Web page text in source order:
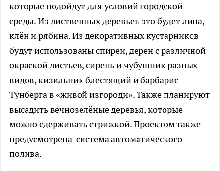
которые подойдут для условий городской
среды. Из лиственных деревьев это будет липа,
клён и рябина. Из декоративных кустарников
будут использованы спиреи, дерен с различной
окраской листьев, сирень и чубушник разных
видов, кизильник блестящий и барбарис
Тунберга в «живой изгороди». Также планируют
высадить вечнозелёные деревья, которые
можно сдерживать стрижкой. Проектом также
предусмотрена система автоматического
полива.